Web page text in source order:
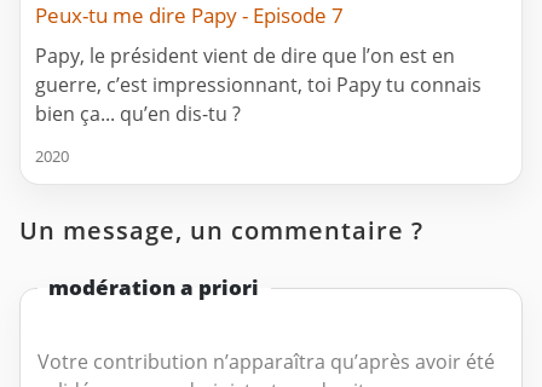
Peux-tu me dire Papy - Episode 7
Papy, le président vient de dire que l’on est en
guerre, c’est impressionnant, toi Papy tu connais
bien ça... qu’en dis-tu ?
2020
Un message, un commentaire ?
modération a priori
Votre contribution n’apparaîtra qu’après avoir été